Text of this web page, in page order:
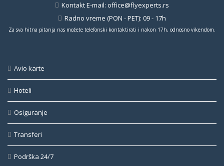
Kontakt E-mail: office@flyexperts.rs
Radno vreme (PON - PET): 09 - 17h
Za sva hitna pitanja nas možete telefonski kontaktirati i nakon 17h, odnosno vikendom.
Avio karte
Hoteli
Osiguranje
Transferi
Podrška 24/7